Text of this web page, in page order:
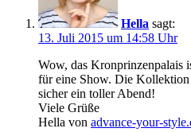
Hella sagt:
13. Juli 2015 um 14:58 Uhr
Wow, das Kronprinzenpalais
für eine Show. Die Kollektion
sicher ein toller Abend!
Viele Grüße
Hella von advance-your-